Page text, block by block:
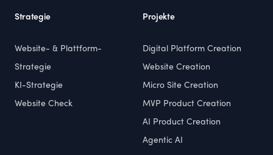
Strategie
Website- & Plattform-
Strategie
KI-Strategie
Website Check
Projekte
Digital Platform Creation
Website Creation
Micro Site Creation
MVP Product Creation
AI Product Creation
Agentic AI